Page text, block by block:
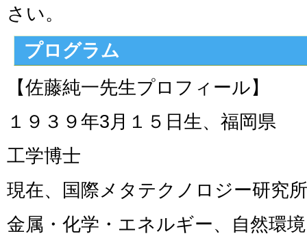
さい。
プログラム
【佐藤純一先生プロフィール】
１９３９年3月１５日生、福岡県
工学博士
現在、国際メタテクノロジー研究
金属・化学・エネルギー、自然環